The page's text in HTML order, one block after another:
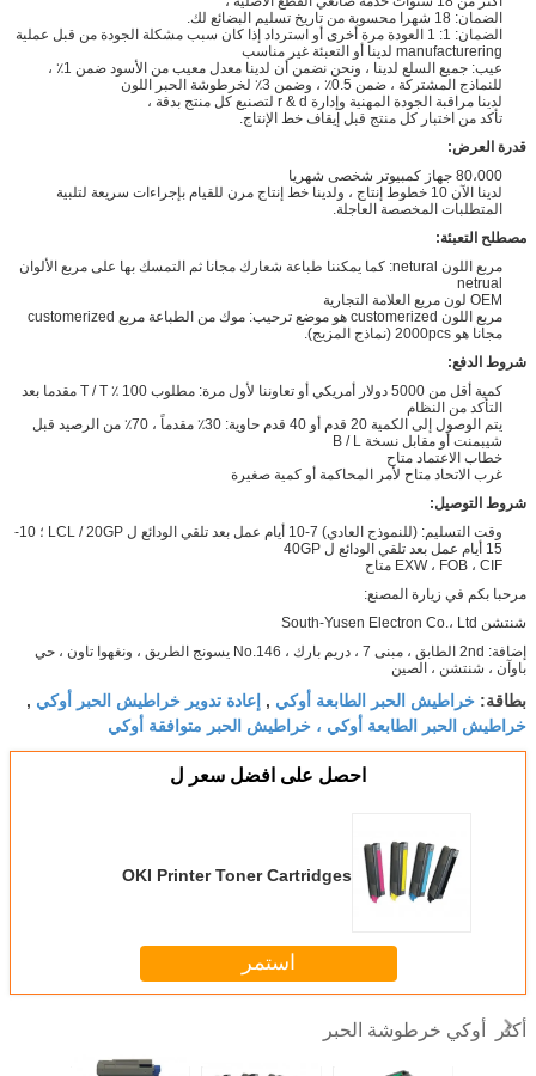
الضمان: 18 شهرا محسوبة من تاريخ تسليم البضائع لك.
الضمان: 1: 1 العودة مرة أخرى أو استرداد إذا كان سبب مشكلة الجودة من قبل عملية
manufacturering لدينا أو التعبئة غير مناسب
عيب: جميع السلع لدينا ، ونحن نضمن أن لدينا معدل معيب من الأسود ضمن 1٪ ،
للنماذج المشتركة ، ضمن 0.5٪ ، وضمن 3٪ لخرطوشة الحبر اللون
لدينا مراقبة الجودة المهنية وإدارة r & d لتصنيع كل منتج بدقة ،
تأكد من اختبار كل منتج قبل إيقاف خط الإنتاج.
قدرة العرض:
80،000 جهاز كمبيوتر شخصى شهريا
لدينا الآن 10 خطوط إنتاج ، ولدينا خط إنتاج مرن للقيام بإجراءات سريعة لتلبية
المتطلبات المخصصة العاجلة.
مصطلح التعبئة:
مربع اللون netural: كما يمكننا طباعة شعارك مجانا ثم التمسك بها على مربع الألوان
netrual
OEM لون مربع العلامة التجارية
مربع اللون customerized هو موضع ترحيب: موك من الطباعة مربع customerized
مجانا هو 2000pcs (نماذج المزيج).
شروط الدفع:
كمية أقل من 5000 دولار أمريكي أو تعاوننا لأول مرة: مطلوب 100 ٪ T / T مقدما بعد
التأكد من النظام
يتم الوصول إلى الكمية 20 قدم أو 40 قدم حاوية: 30٪ مقدماً ، 70٪ من الرصيد قبل
شيبمنت أو مقابل نسخة B / L
خطاب الاعتماد متاح
غرب الاتحاد متاح لأمر المحاكمة أو كمية صغيرة
شروط التوصيل:
وقت التسليم: (للنموذج العادي) 7-10 أيام عمل بعد تلقي الودائع ل LCL / 20GP ؛ 10-
15 أيام عمل بعد تلقي الودائع ل 40GP
EXW ، FOB ، CIF متاح
مرحبا بكم في زيارة المصنع:
شنتشن South-Yusen Electron Co.، Ltd
إضافة: 2nd الطابق ، مبنى 7 ، دريم بارك ، No.146 يسونج الطريق ، ونغهوا تاون ، حي
باوآن ، شنتشن ، الصين
بطاقة: خراطيش الحبر الطابعة أوكي , إعادة تدوير خراطيش الحبر أوكي ,
خراطيش الحبر الطابعة أوكي ، خراطيش الحبر متوافقة أوكي
احصل على افضل سعر ل
OKI Printer Toner Cartridges
استمر
أكثر أوكي خرطوشة الحبر